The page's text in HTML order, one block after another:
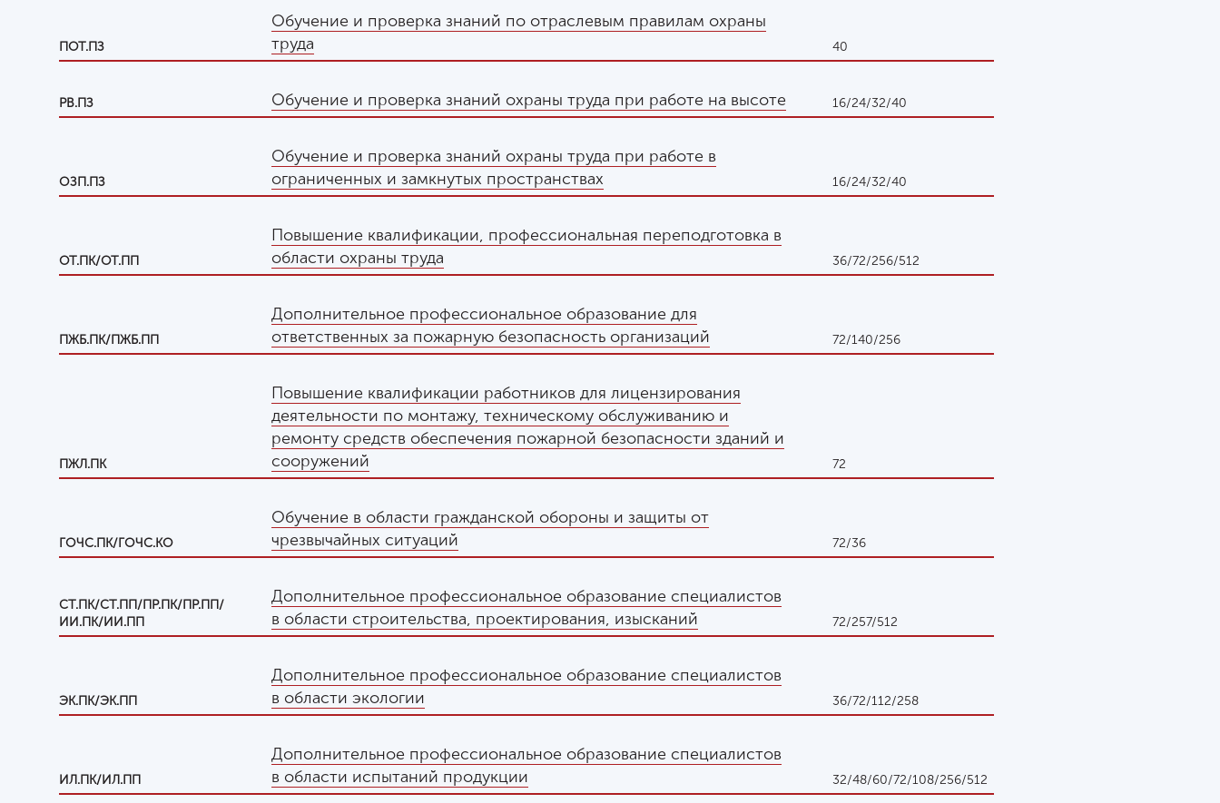
ПОТ.ПЗ
Обучение и проверка знаний по отраслевым правилам охраны
труда
40
РВ.ПЗ Обучение и проверка знаний охраны труда при работе на высоте 16/24/32/40
ОЗП.ПЗ
Обучение и проверка знаний охраны труда при работе в
ограниченных и замкнутых пространствах
16/24/32/40
ОТ.ПК/ОТ.ПП
Повышение квалификации, профессиональная переподготовка в
области охраны труда
36/72/256/512
ПЖБ.ПК/ПЖБ.ПП
Дополнительное профессиональное образование для
ответственных за пожарную безопасность организаций
72/140/256
ПЖЛ.ПК
Повышение квалификации работников для лицензирования
деятельности по монтажу, техническому обслуживанию и
ремонту средств обеспечения пожарной безопасности зданий и
сооружений
72
ГОЧС.ПК/ГОЧС.КО
Обучение в области гражданской обороны и защиты от
чрезвычайных ситуаций
72/36
СТ.ПК/СТ.ПП/ПР.ПК/ПР.ПП/
ИИ.ПК/ИИ.ПП
Дополнительное профессиональное образование специалистов
в области строительства, проектирования, изысканий
72/257/512
ЭК.ПК/ЭК.ПП
Дополнительное профессиональное образование специалистов
в области экологии
36/72/112/258
ИЛ.ПК/ИЛ.ПП
Дополнительное профессиональное образование специалистов
в области испытаний продукции
32/48/60/72/108/256/512